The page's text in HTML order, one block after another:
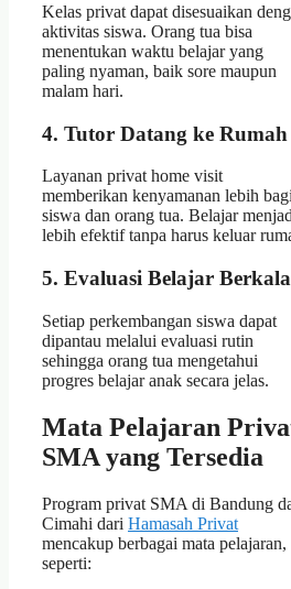
Kelas privat dapat disesuaikan
aktivitas siswa. Orang tua bisa
menentukan waktu belajar yang
paling nyaman, baik sore maupun
malam hari.
4. Tutor Datang ke Rumah
Layanan privat home visit
memberikan kenyamanan lebih bagi
siswa dan orang tua. Belajar
lebih efektif tanpa harus keluar
5. Evaluasi Belajar Berkala
Setiap perkembangan siswa dapat
dipantau melalui evaluasi rutin
sehingga orang tua mengetahui
progres belajar anak secara jelas.
Mata Pelajaran
SMA yang Tersedia
Program privat SMA di Bandung
Cimahi dari Hamasah Privat
mencakup berbagai mata pelajaran,
seperti: